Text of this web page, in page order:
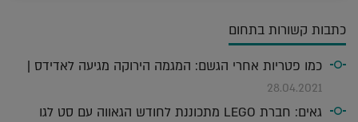
כתבות קשורות בתחום
כמו פטריות אחרי הגשם: המגמה הירוקה מגיעה לאדידס |
28.04.2021
גאים: חברת LEGO מתכוננת לחודש הגאווה עם סט לגו